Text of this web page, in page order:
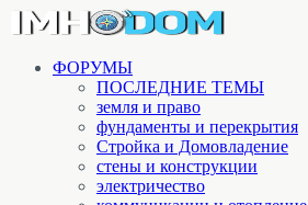
ФОРУМЫ
ПОСЛЕДНИЕ ТЕМЫ
земля и право
фундаменты и перекрытия
Стройка и Домовладение
стены и конструкции
электричество